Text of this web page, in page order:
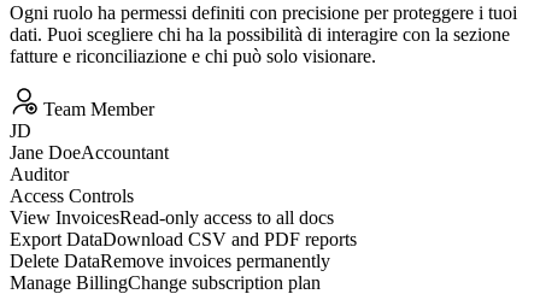
Ogni ruolo ha permessi definiti con precisione per proteggere i tuoi
dati. Puoi scegliere chi ha la possibilità di interagire con la sezione
fatture e riconciliazione e chi può solo visionare.
Team Member
JD
Jane DoeAccountant
Auditor
Access Controls
View InvoicesRead-only access to all docs
Export DataDownload CSV and PDF reports
Delete DataRemove invoices permanently
Manage BillingChange subscription plan